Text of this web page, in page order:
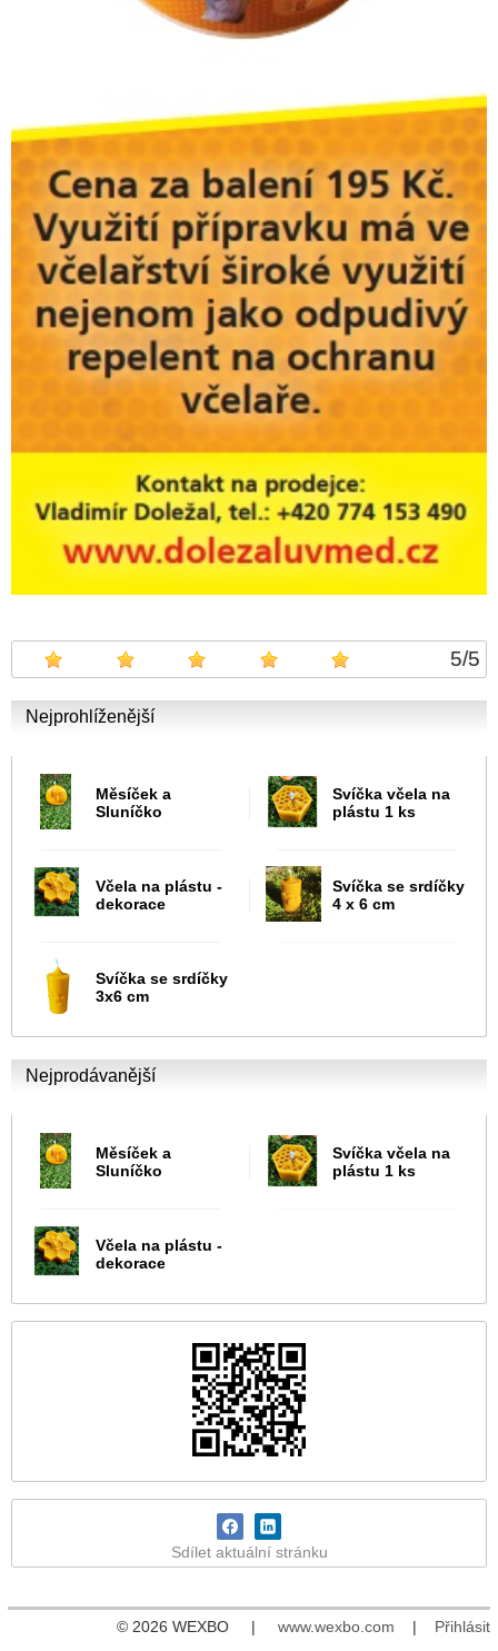
5/5
Nejprohlíženější
Měsíček a
Sluníčko
Svíčka včela na
plástu 1 ks
Včela na plástu -
dekorace
Svíčka se srdíčky
4 x 6 cm
Svíčka se srdíčky
3x6 cm
Nejprodávanější
Měsíček a
Sluníčko
Svíčka včela na
plástu 1 ks
Včela na plástu -
dekorace
Sdílet aktuální stránku
© 2026 WEXBO | www.wexbo.com | Přihlásit